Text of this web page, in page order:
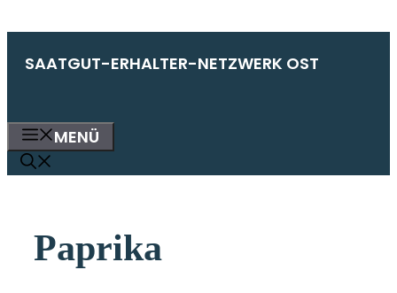
Inhalt
SAATGUT-ERHALTER-NETZWERK OST
MENÜ
Paprika